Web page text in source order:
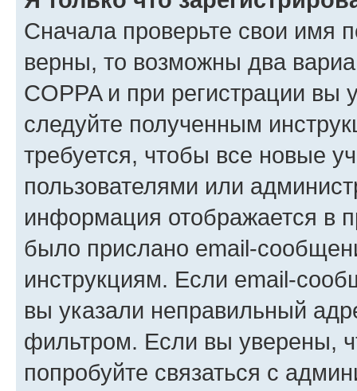
Сначала проверьте свои имя
верны, то возможны два
COPPA и при регистрации вы
следуйте полученным
требуется, чтобы все новые
пользователями или
информация отображается в
было прислано email-
инструкциям. Если email-
вы указали неправильный
фильтром. Если вы уверены,
попробуйте связаться с